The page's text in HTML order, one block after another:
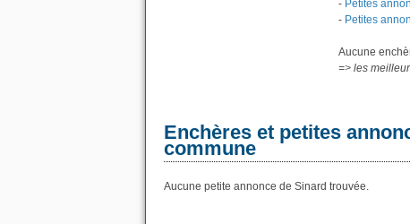
- Petites
- Petites
Aucune
=> les
Enchères et petites
commune
Aucune petite annonce de Sinard trouvée.